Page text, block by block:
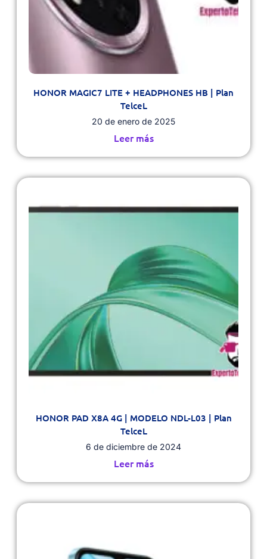
HONOR MAGIC7 LITE + HEADPHONES HB | Plan
TelceL
20 de enero de 2025
Leer más
HONOR PAD X8A 4G | MODELO NDL-L03 | Plan
TelceL
6 de diciembre de 2024
Leer más